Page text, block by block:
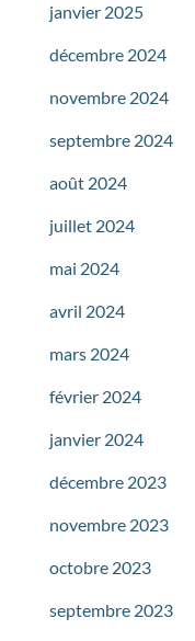
janvier 2025
décembre 2024
novembre 2024
septembre 2024
août 2024
juillet 2024
mai 2024
avril 2024
mars 2024
février 2024
janvier 2024
décembre 2023
novembre 2023
octobre 2023
septembre 2023